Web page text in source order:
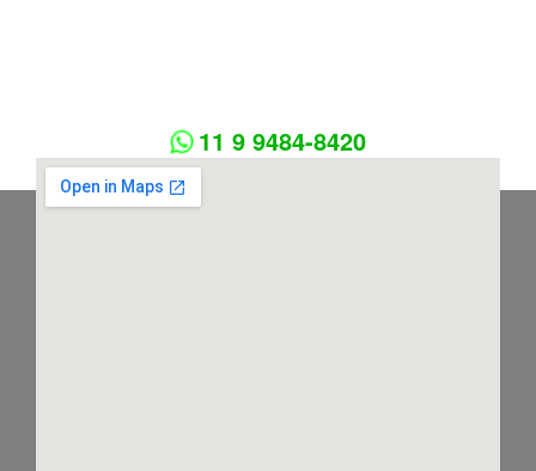
11 9 9484-8420